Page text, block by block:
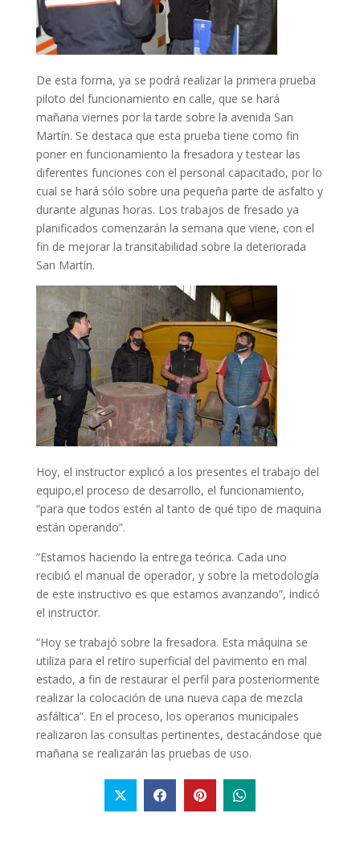
De esta forma, ya se podrá realizar la primera prueba
piloto del funcionamiento en calle, que se hará
mañana viernes por la tarde sobre la avenida San
Martín. Se destaca que esta prueba tiene como fin
poner en funcionamiento la fresadora y testear las
diferentes funciones con el personal capacitado, por lo
cual se hará sólo sobre una pequeña parte de asfalto y
durante algunas horas. Los trabajos de fresado ya
planificados comenzarán la semana que viene, con el
fin de mejorar la transitabilidad sobre la deteriorada
San Martín.
Hoy, el instructor explicó a los presentes el trabajo del
equipo,el proceso de desarrollo, el funcionamiento,
“para que todos estén al tanto de qué tipo de maquina
están operando”.
“Estamos haciendo la entrega teórica. Cada uno
recibió el manual de operador, y sobre la metodología
de este instructivo es que estamos avanzando”, indicó
el instructor.
“Hoy se trabajó sobre la fresadora. Esta máquina se
utiliza para el retiro superficial del pavimento en mal
estado, a fin de restaurar el perfil para posteriormente
realizar la colocación de una nueva capa de mezcla
asfáltica”. En el proceso, los operarios municipales
realizaron las consultas pertinentes, destacándose que
mañana se realizarán las pruebas de uso.